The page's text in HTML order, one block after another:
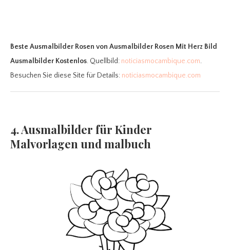
Beste Ausmalbilder Rosen von Ausmalbilder Rosen Mit Herz Bild
Ausmalbilder Kostenlos. Quellbild: noticiasmocambique.com.
Besuchen Sie diese Site für Details: noticiasmocambique.com
4. Ausmalbilder für Kinder
Malvorlagen und malbuch